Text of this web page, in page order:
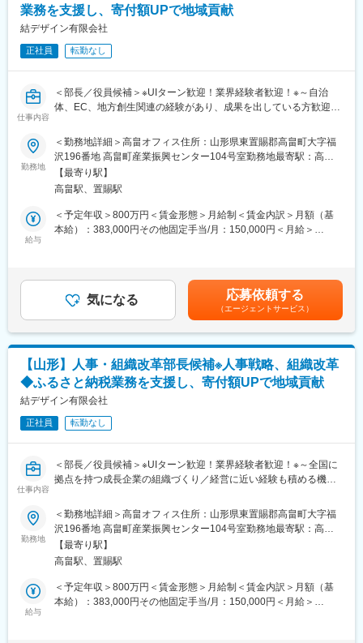
業務を支援し、寄付額UPで地域貢献
結デザイン有限会社
正社員 転勤なし
仕事内容
＜部長／役員候補＞※UIターン歓迎！業界経験者歓迎！※～自治
体、EC、地方創生関連の経験があり、成果を出している方歓迎／
務の支援／「人と地域をつなぐ」をコンセプトに地域密着型の企
業～
■業務内容：
◇自治体への提案
契約自治体様と連携し、寄付額を拡大させるための提案を行うと
ともに、制度改正等の外部環境の変化に即応し、持続可能な運用
（紹介文・構成・写真）を戦略的に企画
◇組織運営
部門責任者として、数値管理のみならず、社員の能力向上やチー
ふるさと納税を入り口とした、交流人口の拡大や特産品の販路拡
張など、地域経済に貢献する新たな収益基盤を確立
■当ポジションの魅力：
◎自身の提案が自治体の税収増に直結し、それが教育や子育てと
いった形で地域住民に還元される実感を味わえます。
◎経営陣の右腕として、会社の将来を左右する重要な意思決定に
参加できます。
変更の範囲：会社の定める業務
勤務地
＜勤務地詳細＞高畠オフィス住所：山形県東置賜郡高畠町大字福
沢196番地 高畠町産業振興センター104号室勤務地最寄駅：高畠
駅受動喫煙対策：屋内全面禁煙変更の範囲：無
【最寄り駅】
高畠駅、置賜駅
給与
＜予定年収＞800万円＜賃金形態＞月給制＜賃金内訳＞月額（基
本給）：383,000円その他固定手当/月：150,000円＜月給＞
ている方が対象賃金はあくまでも目安の金額であり、選考を通じ
て上下する可能性があります。月給(月額)は固定手当を含めた表記
です。
気になる 応募依頼する
（エージェントサービス）
【山形】人事・組織改革部長候補※人事戦略、組織改革
◆ふるさと納税業務を支援し、寄付額UPで地域貢献
結デザイン有限会社
正社員 転勤なし
仕事内容
＜部長／役員候補＞※UIターン歓迎！業界経験者歓迎！※～全国に
拠点を持つ成長企業の組織づくり／経営に近い経験も積める機会
に地域密着型の企業～
■業務内容：
部長候補として、経営戦略を人事の側面から具現化する全責任を
担います。
◇採用戦略の抜本的刷新と推進
勤務地
＜勤務地詳細＞高畠オフィス住所：山形県東置賜郡高畠町大字福
沢196番地 高畠町産業振興センター104号室勤務地最寄駅：高畠
駅受動喫煙対策：屋内全面禁煙変更の範囲：無
【最寄り駅】
高畠駅、置賜駅
給与
＜予定年収＞800万円＜賃金形態＞月給制＜賃金内訳＞月額（基
本給）：383,000円その他固定手当/月：150,000円＜月給＞